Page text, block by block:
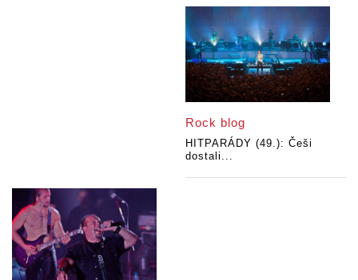
Rock blog
HITPARÁDY (49.): Češi
dostali...